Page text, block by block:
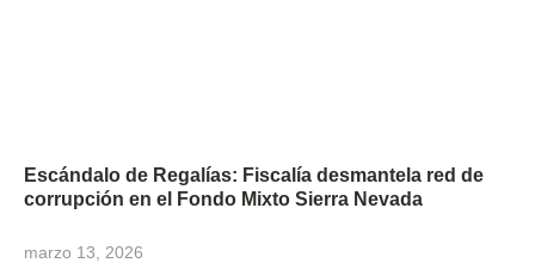
Escándalo de Regalías: Fiscalía desmantela red de
corrupción en el Fondo Mixto Sierra Nevada
marzo 13, 2026